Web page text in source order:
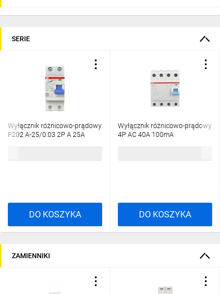
SERIE
Wyłącznik różnicowo-prądowy
F202 A-25/0.03 2P A 25A
DO KOSZYKA
Wyłącznik różnicowo-prądowy
4P AC 40A 100mA
DO KOSZYKA
ZAMIENNIKI